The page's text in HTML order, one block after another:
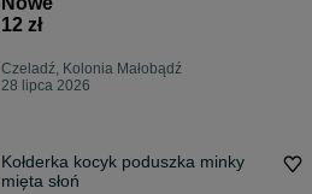
12 zł
Czeladź, Kolonia Małobądź
28 lipca 2026
Kołderka kocyk poduszka minky
mięta słoń